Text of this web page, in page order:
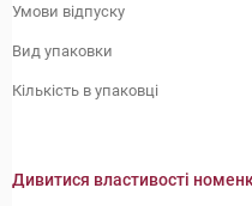
Умови відпуску
Вид упаковки
Кількість в упаковці
Дивитися властивості